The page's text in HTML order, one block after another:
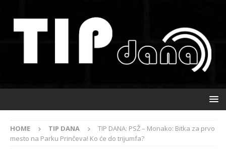
HOME TIP DANA
TIP DANA: PSŽ – Monako: Bitka za prvo
mesto na Parku Prinčeva! Ko će do trijumfa?